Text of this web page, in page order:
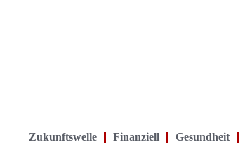
Zukunftswelle Finanziell Gesundheit